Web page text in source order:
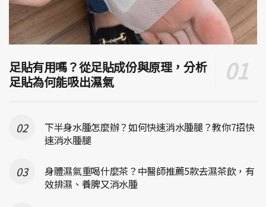
足貼有用嗎？從足貼成份與原理，分析
足貼為何能吸出濕氣
下半身水腫怎麼辦？如何快速消水腫腿？教你7招快
速消水腫腿
身體濕氣重喝什麼茶？中醫師推薦5款去濕茶飲，有
效排濕、養脾又消水腫